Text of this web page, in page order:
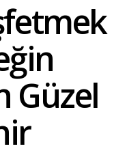
Güzel